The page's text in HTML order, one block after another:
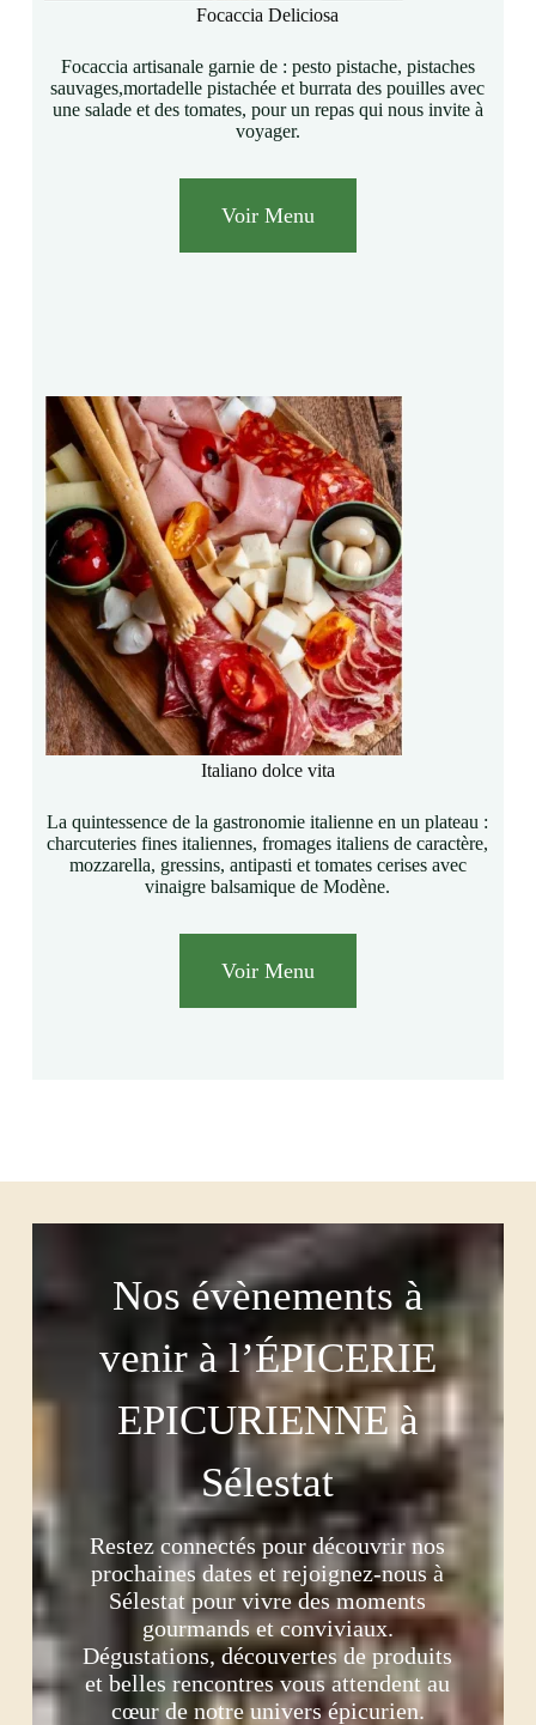
Focaccia Deliciosa
Focaccia artisanale garnie de : pesto pistache, pistaches
sauvages,mortadelle pistachée et burrata des pouilles avec
une salade et des tomates, pour un repas qui nous invite à
voyager.
Voir Menu
Italiano dolce vita
La quintessence de la gastronomie italienne en un plateau :
charcuteries fines italiennes, fromages italiens de caractère,
mozzarella, gressins, antipasti et tomates cerises avec
vinaigre balsamique de Modène.
Voir Menu
Nos évènements à
venir à l’ÉPICERIE
EPICURIENNE à
Sélestat
Restez connectés pour découvrir nos
prochaines dates et rejoignez-nous à
Sélestat pour vivre des moments
gourmands et conviviaux.
Dégustations, découvertes de produits
et belles rencontres vous attendent au
cœur de notre univers épicurien.